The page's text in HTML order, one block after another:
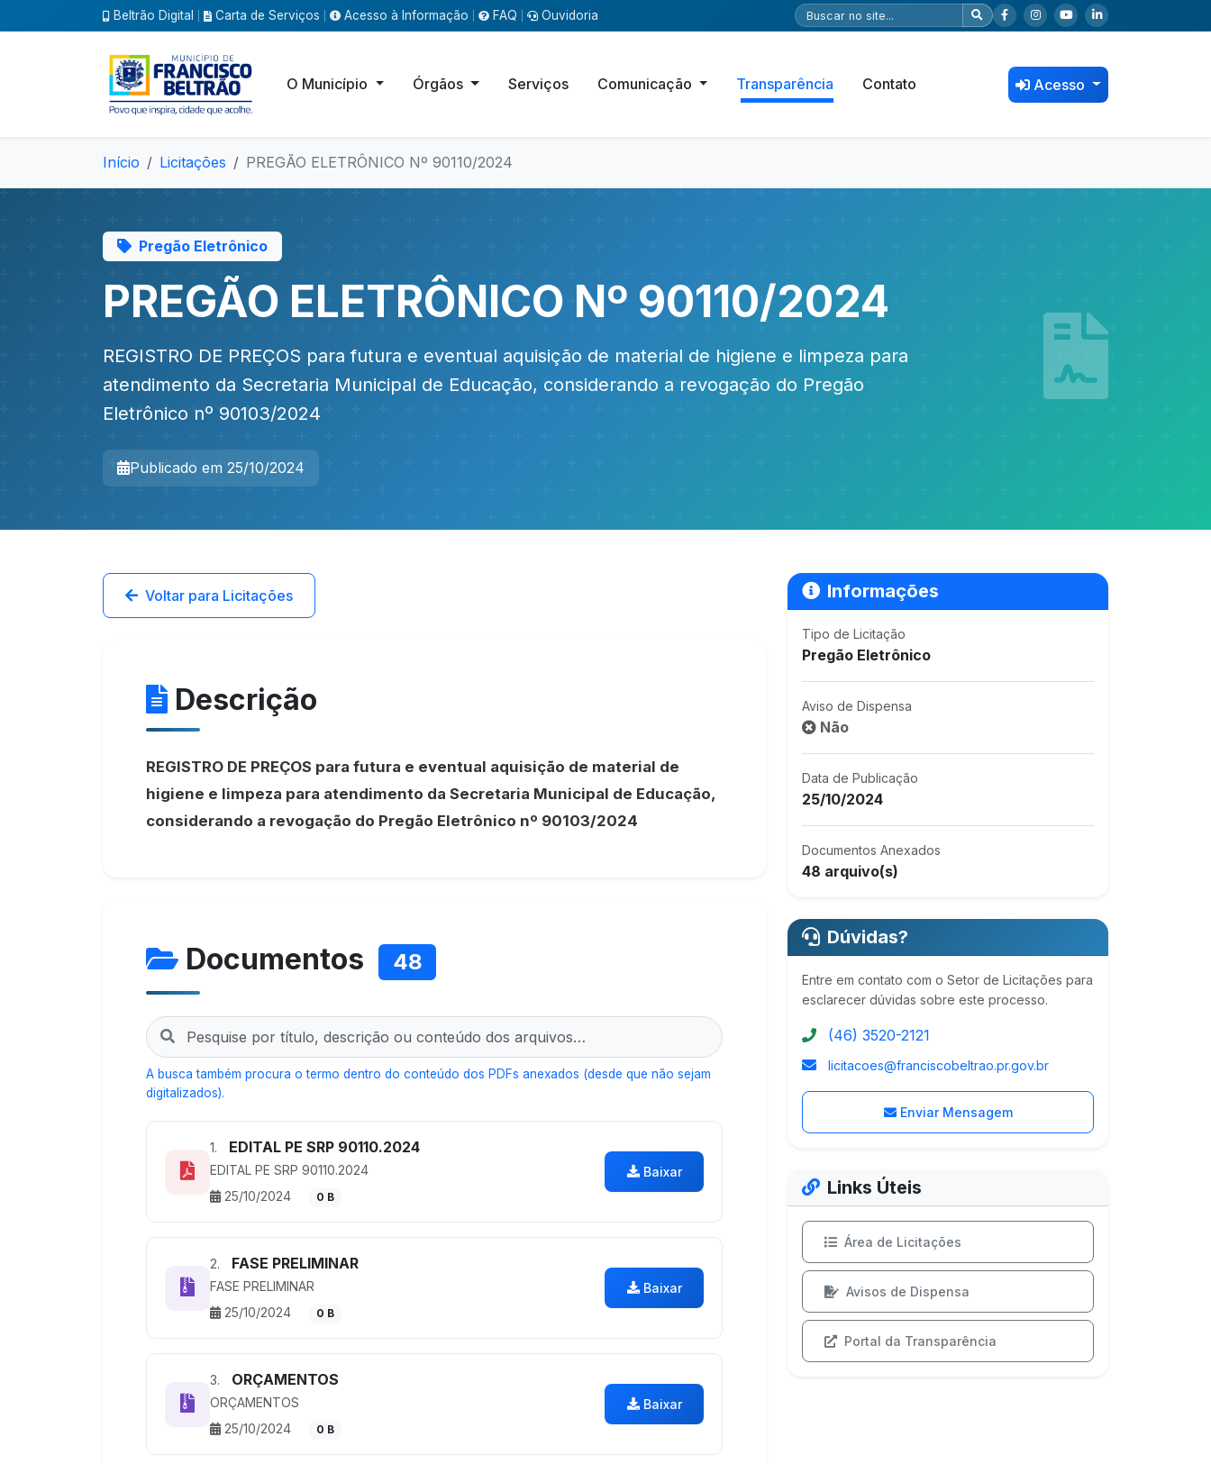
Beltrão Digital Carta de Serviços Acesso à Informação FAQ Ouvidoria
O Município Órgãos Serviços Comunicação Transparência Contato Acesso
Início Licitações PREGÃO ELETRÔNICO Nº 90110/2024
Pregão Eletrônico
PREGÃO ELETRÔNICO Nº 90110/2024
REGISTRO DE PREÇOS para futura e eventual aquisição de material de higiene e limpeza para
atendimento da Secretaria Municipal de Educação, considerando a revogação do Pregão
Eletrônico nº 90103/2024
Publicado em 25/10/2024
Voltar para Licitações
Descrição
REGISTRO DE PREÇOS para futura e eventual aquisição de material de
higiene e limpeza para atendimento da Secretaria Municipal de Educação,
considerando a revogação do Pregão Eletrônico nº 90103/2024
Documentos 48
A busca também procura o termo dentro do conteúdo dos PDFs anexados (desde que não sejam
digitalizados).
1. EDITAL PE SRP 90110.2024
EDITAL PE SRP 90110.2024
25/10/2024
0 B
Baixar
2. FASE PRELIMINAR
FASE PRELIMINAR
25/10/2024
0 B
Baixar
3. ORÇAMENTOS
ORÇAMENTOS
25/10/2024
0 B
Baixar
Informações
Tipo de Licitação
Pregão Eletrônico
Aviso de Dispensa
Não
Data de Publicação
25/10/2024
Documentos Anexados
48 arquivo(s)
Dúvidas?
Entre em contato com o Setor de Licitações para
esclarecer dúvidas sobre este processo.
(46) 3520-2121
licitacoes@franciscobeltrao.pr.gov.br
Enviar Mensagem
Links Úteis
Área de Licitações
Avisos de Dispensa
Portal da Transparência